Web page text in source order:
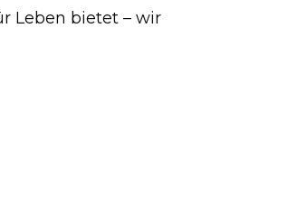
Leben bietet – wir